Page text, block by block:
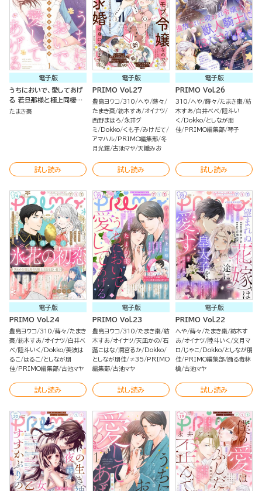
電子版
うちにおいで、愛してあげ
る 若旦那様と極上同棲
（1）
たまき棗
試し読み
電子版
PRIMO Vol.27
豊島ヨウコ 310 へや 蒔々
たまき棗 紡木すあ オイナツ
西野まほろ
永井グ
ミ
Dokko くも子 みけだて
アマハル
PRIMO編集部 冬
月光輝 古池マヤ 天織みお
試し読み
電子版
PRIMO Vol.26
310 へや 蒔々 たまき棗 紡
木すあ
白井べべ
陸斗い
く
Dokko としなが朋
佳
PRIMO編集部 琴子
試し読み
電子版
PRIMO Vol.24
豊島ヨウコ 310 蒔々 たまき
棗 紡木すあ オイナツ 白井べ
べ
陸斗いく Dokko 美波は
るこ
はるこ
としなが朋
佳
PRIMO編集部 古池マヤ
試し読み
電子版
PRIMO Vol.23
豊島ヨウコ 310 たまき棗 紡
木すあ オイナツ 天凪かの 石
蕗こはな 潤宮るか
Dokko
としなが朋佳
≠35
PRIMO
編集部 古池マヤ
試し読み
電子版
PRIMO Vol.22
へや 蒔々 たまき棗 紡木す
あ オイナツ 陸斗いく 文月マ
ロ
じゃこ Dokko としなが朋
佳
PRIMO編集部 踊る毒林
檎 古池マヤ
試し読み